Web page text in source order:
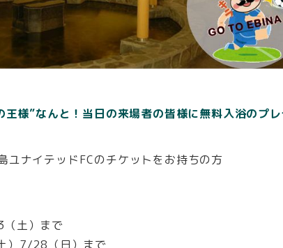
王様”なんと！当日の来場者の皆様に無料入浴のプ
ナイテッドFCのチケットをお持ちの方
土）まで
）7/28（日）まで